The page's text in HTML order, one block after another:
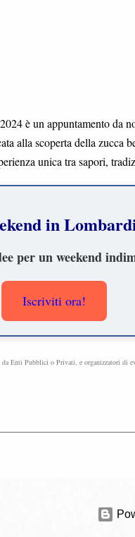
è un appuntamento da
alla scoperta della zucca
unica tra sapori,
in
per un weekend
Iscriviti ora!
Enti Pubblici o Privati, e organizzatori di